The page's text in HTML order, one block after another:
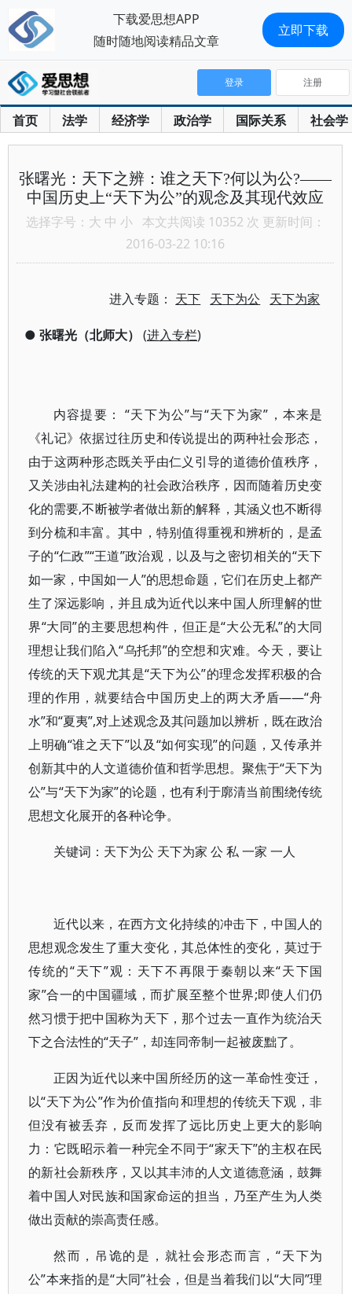
首页 法学 经济学 政治学 国际关系 社会学
登录 注册
张曙光：天下之辨：谁之天下?何以为公?——
中国历史上“天下为公”的观念及其现代效应
选择字号： 大 中 小 本文共阅读 10352 次 更新时间：
2016-03-22 10:16
进入专题： 天下 天下为公 天下为家
● 张曙光（北师大） (进入专栏)
内容提要： “天下为公”与“天下为家”，本来是
《礼记》依据过往历史和传说提出的两种社会形态，
由于这两种形态既关乎由仁义引导的道德价值秩序，
又关涉由礼法建构的社会政治秩序，因而随着历史变
化的需要,不断被学者做出新的解释，其涵义也不断得
到分梳和丰富。其中，特别值得重视和辨析的，是孟
子的“仁政”“王道”政治观，以及与之密切相关的“天下
如一家，中国如一人”的思想命题，它们在历史上都产
生了深远影响，并且成为近代以来中国人所理解的世
界“大同”的主要思想构件，但正是“大公无私”的大同
理想让我们陷入“乌托邦”的空想和灾难。今天，要让
传统的天下观尤其是“天下为公”的理念发挥积极的合
理的作用，就要结合中国历史上的两大矛盾——“舟
水”和“夏夷”,对上述观念及其问题加以辨析，既在政治
上明确“谁之天下”以及“如何实现”的问题，又传承并
创新其中的人文道德价值和哲学思想。聚焦于“天下为
公”与“天下为家”的论题，也有利于廓清当前围绕传统
思想文化展开的各种论争。
关键词：天下为公 天下为家 公 私 一家 一人
近代以来，在西方文化持续的冲击下，中国人的
思想观念发生了重大变化，其总体性的变化，莫过于
传统的“天下”观：天下不再限于秦朝以来“天下国
家”合一的中国疆域，而扩展至整个世界;即使人们仍
然习惯于把中国称为天下，那个过去一直作为统治天
下之合法性的“天子”，却连同帝制一起被废黜了。
正因为近代以来中国所经历的这一革命性变迁，
以“天下为公”作为价值指向和理想的传统天下观，非
但没有被丢弃，反而发挥了远比历史上更大的影响
力：它既昭示着一种完全不同于“家天下”的主权在民
的新社会新秩序，又以其丰沛的人文道德意涵，鼓舞
着中国人对民族和国家命运的担当，乃至产生为人类
做出贡献的崇高责任感。
然而，吊诡的是，就社会形态而言，“天下为
公”本来指的是“大同”社会，但是当着我们以“大同”理
下载爱思想APP
随时随地阅读精品文章
立即下载